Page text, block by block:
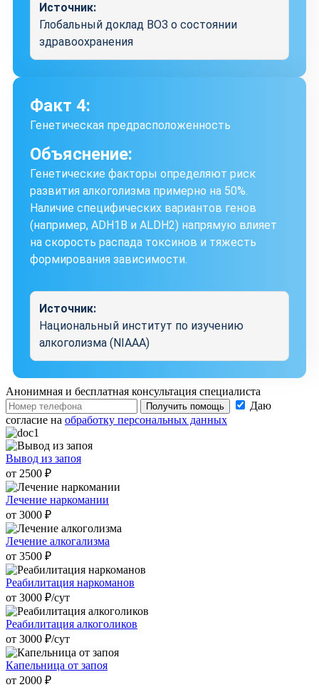
Источник:
Глобальный доклад ВОЗ о состоянии
здравоохранения
Факт 4:
Генетическая предрасположенность
Объяснение:
Генетические факторы определяют риск
развития алкоголизма примерно на 50%.
Наличие специфических вариантов генов
(например, ADH1B и ALDH2) напрямую влияет
на скорость распада токсинов и тяжесть
формирования зависимости.
Источник:
Национальный институт по изучению
алкоголизма (NIAAA)
Анонимная и бесплатная консультация специалиста
Получить помощь
Даю
согласие на обработку персональных данных
Вывод из запоя
от 2500 ₽
Лечение наркомании
от 3000 ₽
Лечение алкогализма
от 3500 ₽
Реабилитация наркоманов
от 3000 ₽/cут
Реабилитация алкоголиков
от 3000 ₽/cут
Капельница от запоя
от 2000 ₽